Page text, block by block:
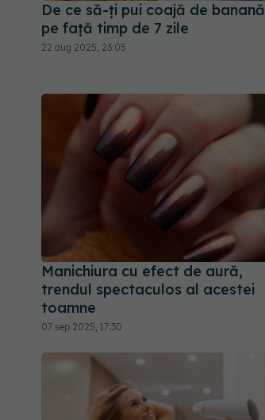
De ce să-ți pui coajă de banană
pe față timp de 7 zile
22 aug 2025, 23:05
Manichiura cu efect de aură,
trendul spectaculos al acestei
toamne
07 sep 2025, 17:30